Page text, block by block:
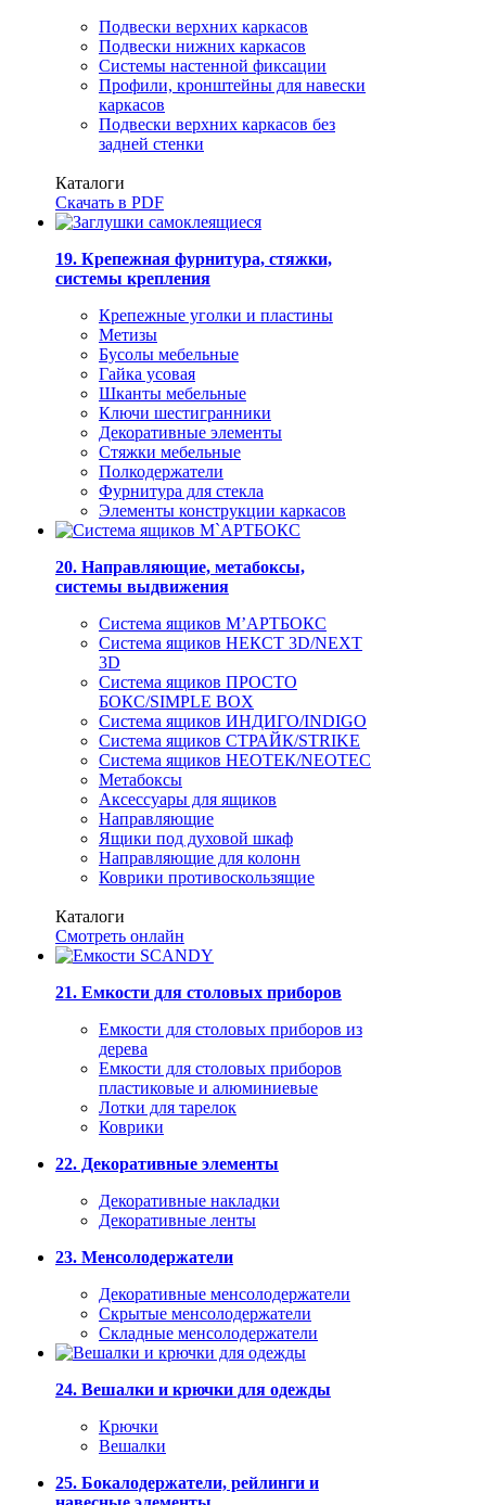
Подвески верхних каркасов
Подвески нижних каркасов
Системы настенной фиксации
Профили, кронштейны для навески
каркасов
Подвески верхних каркасов без
задней стенки
Каталоги
Скачать в PDF
19. Крепежная фурнитура, стяжки,
системы крепления
Крепежные уголки и пластины
Метизы
Бусолы мебельные
Гайка усовая
Шканты мебельные
Ключи шестигранники
Декоративные элементы
Стяжки мебельные
Полкодержатели
Фурнитура для стекла
Элементы конструкции каркасов
20. Направляющие, метабоксы,
системы выдвижения
Система ящиков М’АРТБОКС
Система ящиков НЕКСТ 3D/NEXT
3D
Система ящиков ПРОСТО
БОКС/SIMPLE BOX
Система ящиков ИНДИГО/INDIGO
Система ящиков СТРАЙК/STRIKE
Система ящиков НЕОТЕК/NEOTEC
Метабоксы
Аксессуары для ящиков
Направляющие
Ящики под духовой шкаф
Направляющие для колонн
Коврики противоскользящие
Каталоги
Смотреть онлайн
21. Емкости для столовых приборов
Емкости для столовых приборов из
дерева
Емкости для столовых приборов
пластиковые и алюминиевые
Лотки для тарелок
Коврики
22. Декоративные элементы
Декоративные накладки
Декоративные ленты
23. Менсолодержатели
Декоративные менсолодержатели
Скрытые менсолодержатели
Складные менсолодержатели
24. Вешалки и крючки для одежды
Крючки
Вешалки
25. Бокалодержатели, рейлинги и